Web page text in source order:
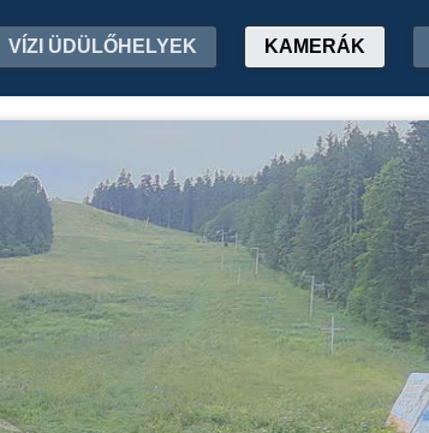
VÍZI ÜDÜLŐHELYEK KAMERÁK